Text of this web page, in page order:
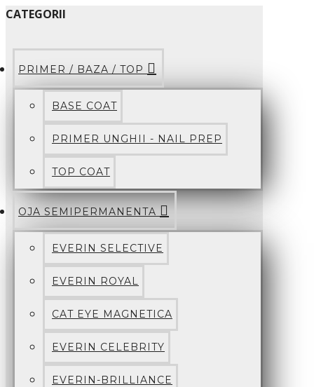
CATEGORII
PRIMER / BAZA / TOP
BASE COAT
PRIMER UNGHII - NAIL PREP
TOP COAT
OJA SEMIPERMANENTA
EVERIN SELECTIVE
EVERIN ROYAL
CAT EYE MAGNETICA
EVERIN CELEBRITY
EVERIN-BRILLIANCE